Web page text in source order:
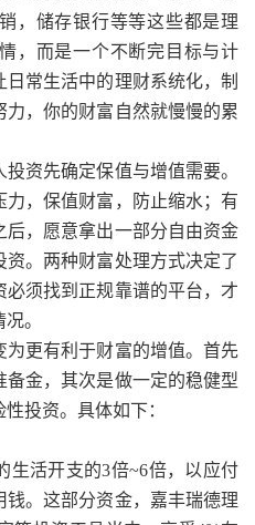
，储存银行等等这些都是理
，而是一个不断完目标与计
常生活中的理财系统化，制
，你的财富自然就慢慢的累
资先确定保值与增值需要。
，保值财富，防止缩水；有
，愿意拿出一部分自由资金
。两种财富处理方式决定了
须找到正规靠谱的平台，才
。
更有利于财富的增值。首先
金，其次是做一定的稳健型
投资。具体如下：
生活开支的3倍~6倍，以应付
。这部分资金，嘉丰瑞德理